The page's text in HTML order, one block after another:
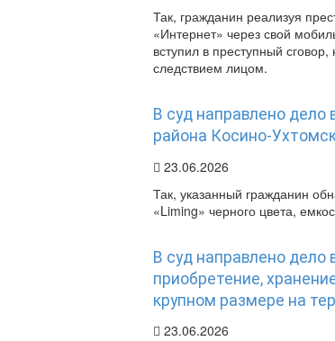
Так, гражданин реализуя
«Интернет» через свой
вступил в преступный
следствием лицом.
В суд направлено
района Косино-
23.06.2026
Так, указанный гражданин
«Liming» черного цвета,
В суд направлено
приобретение,
крупном размере на
23.06.2026